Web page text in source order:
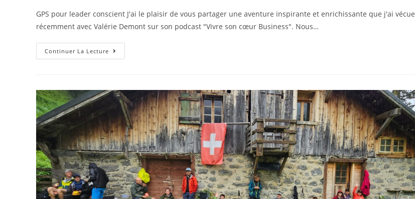
GPS pour leader conscient J'ai le plaisir de vous partager une aventure inspirante et enrichissante que j'ai vécue
récemment avec Valérie Demont sur son podcast "Vivre son cœur Business". Nous…
Continuer La Lecture